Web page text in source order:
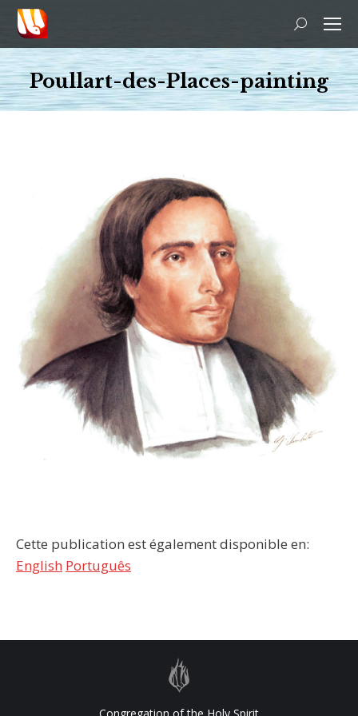
Recherche
:
Poullart-des-Places-painting
Vous êtes ici :
Cette publication est également disponible en:
English Português